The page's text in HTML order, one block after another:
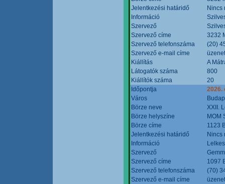
Jelentkezési határidő
Nincs
Információ
Szervező
Szervező címe
3232
Szervező telefonszáma
(20)
Szervező e-mail címe
Kiállítás
A
Látogatók száma
800
Kiállítók száma
20
Időpontja
2026.
Város
Börze neve
XXII.
Börze helyszíne
MOM
Börze címe
1123
Jelentkezési határidő
Nincs
Információ
Szervező
Szervező címe
1097
Szervező telefonszáma
(70)
Szervező e-mail címe